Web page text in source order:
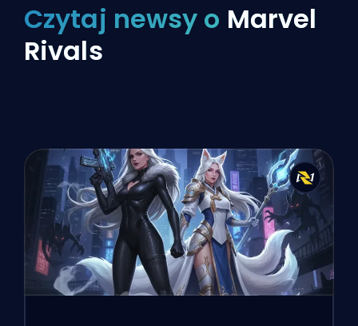
Czytaj newsy o Marvel
Rivals